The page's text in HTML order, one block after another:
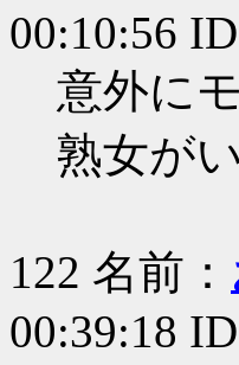
00:10:56
意外に
熟女が
122 名前：
00:39:18